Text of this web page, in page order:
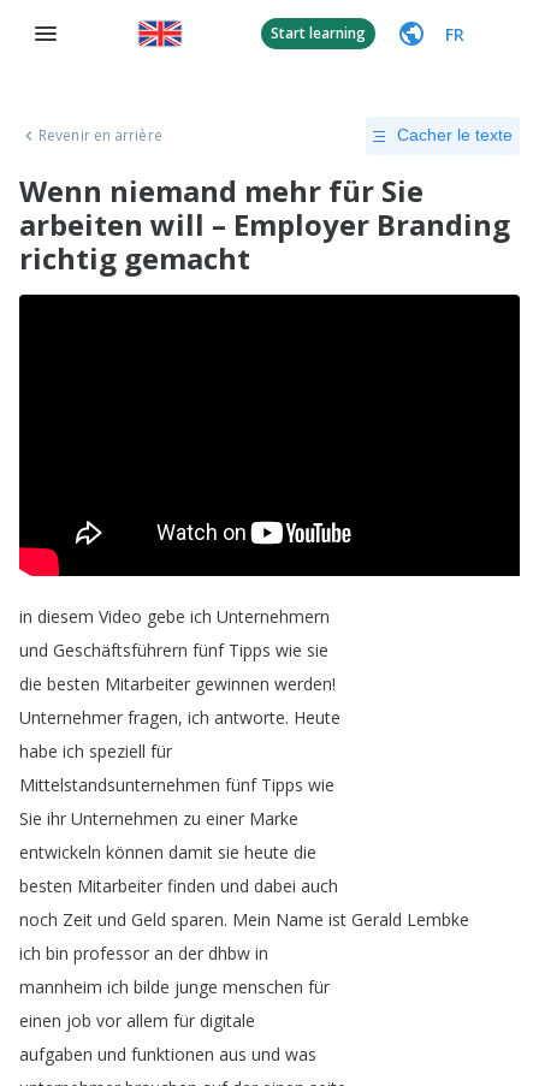
Start learning FR
Revenir en arrière Cacher le texte
Wenn niemand mehr für Sie
arbeiten will – Employer Branding
richtig gemacht
in diesem Video gebe ich Unternehmern
und Geschäftsführern fünf Tipps wie sie
die besten Mitarbeiter gewinnen werden!
Unternehmer fragen, ich antworte. Heute
habe ich speziell für
Mittelstandsunternehmen fünf Tipps wie
Sie ihr Unternehmen zu einer Marke
entwickeln können damit sie heute die
besten Mitarbeiter finden und dabei auch
noch Zeit und Geld sparen. Mein Name ist Gerald Lembke
ich bin professor an der dhbw in
mannheim ich bilde junge menschen für
einen job vor allem für digitale
aufgaben und funktionen aus und was